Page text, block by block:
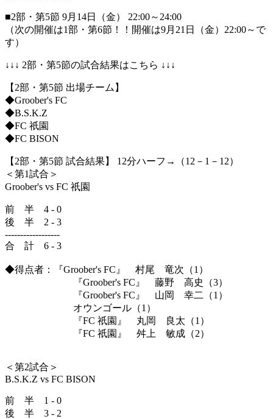
■2部・第5節 9月14日（金） 22:00～24:00
（次の開催は1部・第6節！！開催は9月21日（金）22:00～で
す）
↓↓↓ 2部・第5節の試合結果はこちら ↓↓↓
【2部・第5節 出場チーム】
◆Groober's FC
◆B.S.K.Z
◆FC 祇園
◆FC BISON
【2部・第5節 試合結果】 12分ハーフ→（12－1－12）
＜第1試合＞
Groober's vs FC 祇園
前 半 4 - 0
後 半 2 - 3
------------------
合 計 6 - 3
◆得点者：『Groober's FC』 村尾 竜次（1）
『Groober's FC』 藤野 高史（3）
『Groober's FC』 山岡 幸二（1）
オウンゴール（1）
『FC 祇園』 丸岡 良太（1）
『FC 祇園』 舛上 敏成（2）
＜第2試合＞
B.S.K.Z vs FC BISON
前 半 1 - 0
後 半 3 - 2